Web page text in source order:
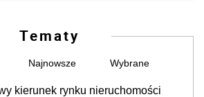
Tematy
Najnowsze Wybrane
kierunek rynku nieruchomości